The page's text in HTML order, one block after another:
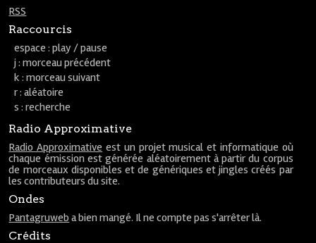
RSS
Raccourcis
espace : play / pause
j : morceau précédent
k : morceau suivant
r : aléatoire
s : recherche
Radio Approximative
Radio Approximative est un projet musical et informatique où
chaque émission est générée aléatoirement à partir du corpus
de morceaux disponibles et de génériques et jingles créés par
les contributeurs du site.
Ondes
Pantagruweb a bien mangé. Il ne compte pas s'arrêter là.
Crédits